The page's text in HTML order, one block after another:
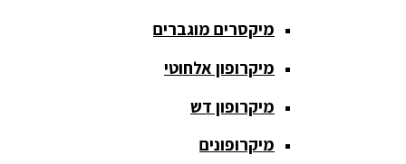
Outlet Sale
חגורת הגברה
כבלים
ומתאמים
מיקסרים מוגברים
מיקרופון אלחוטי
מיקרופון דש
מיקרופונים